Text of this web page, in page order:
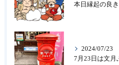
2024/07/23